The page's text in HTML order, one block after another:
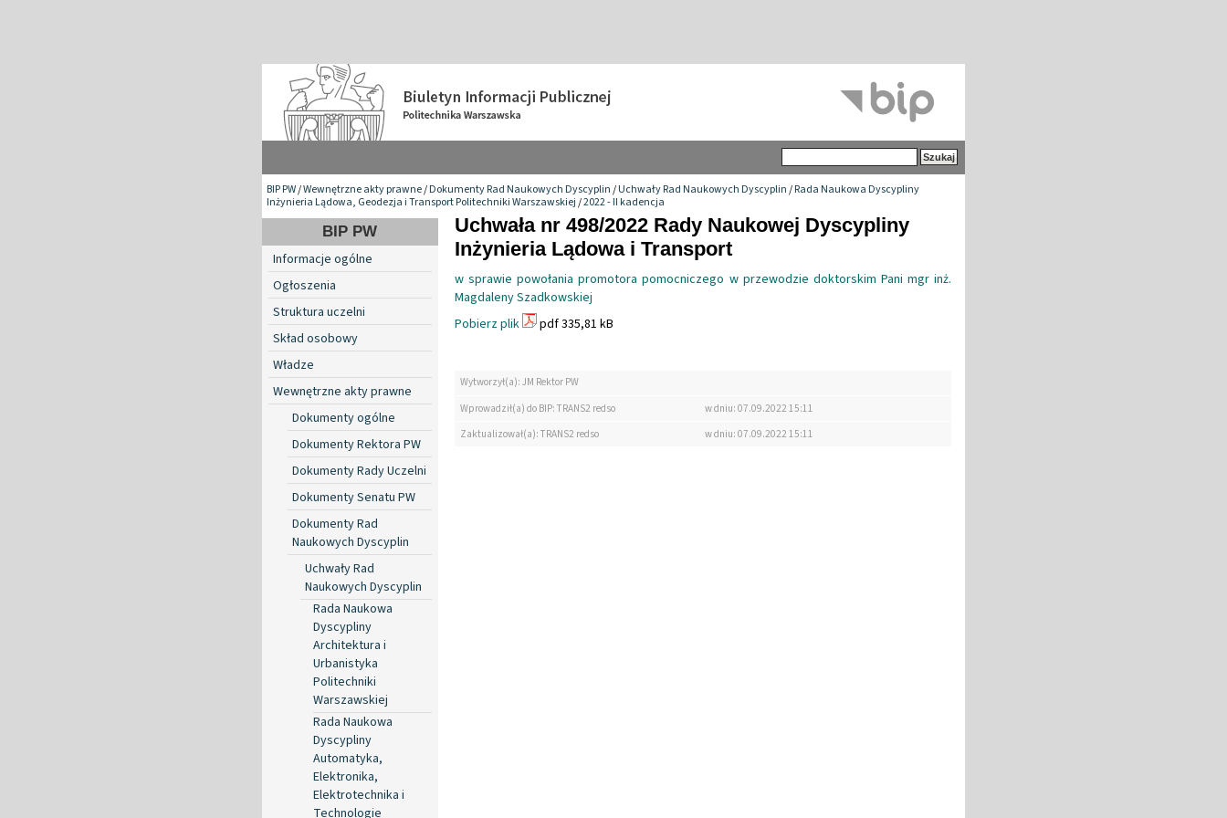
BIP PW/Wewnętrzne akty prawne/Dokumenty Rad Naukowych Dyscyplin/Uchwały Rad Naukowych Dyscyplin/Rada Naukowa Dyscypliny
Inżynieria Lądowa, Geodezja i Transport Politechniki Warszawskiej/2022 - II kadencja
BIP PW
Informacje ogólne
Ogłoszenia
Struktura uczelni
Skład osobowy
Władze
Wewnętrzne akty prawne
Dokumenty ogólne
Dokumenty Rektora PW
Dokumenty Rady Uczelni
Dokumenty Senatu PW
Dokumenty Rad
Naukowych Dyscyplin
Uchwały Rad
Naukowych Dyscyplin
Rada Naukowa
Dyscypliny
Architektura i
Urbanistyka
Politechniki
Warszawskiej
Rada Naukowa
Dyscypliny
Automatyka,
Elektronika,
Elektrotechnika i
Technologie
Uchwała nr 498/2022 Rady Naukowej Dyscypliny
Inżynieria Lądowa i Transport
w sprawie powołania promotora pomocniczego w przewodzie doktorskim Pani mgr inż.
Magdaleny Szadkowskiej
Pobierz plik
pdf 335,81 kB
Wytworzył(a): JM Rektor PW
Wprowadził(a) do BIP: TRANS2 redso
w dniu: 07.09.2022 15:11
Zaktualizował(a): TRANS2 redso
w dniu: 07.09.2022 15:11